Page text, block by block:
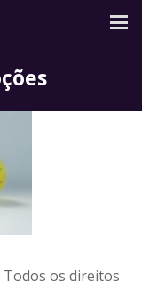
Todos os direitos